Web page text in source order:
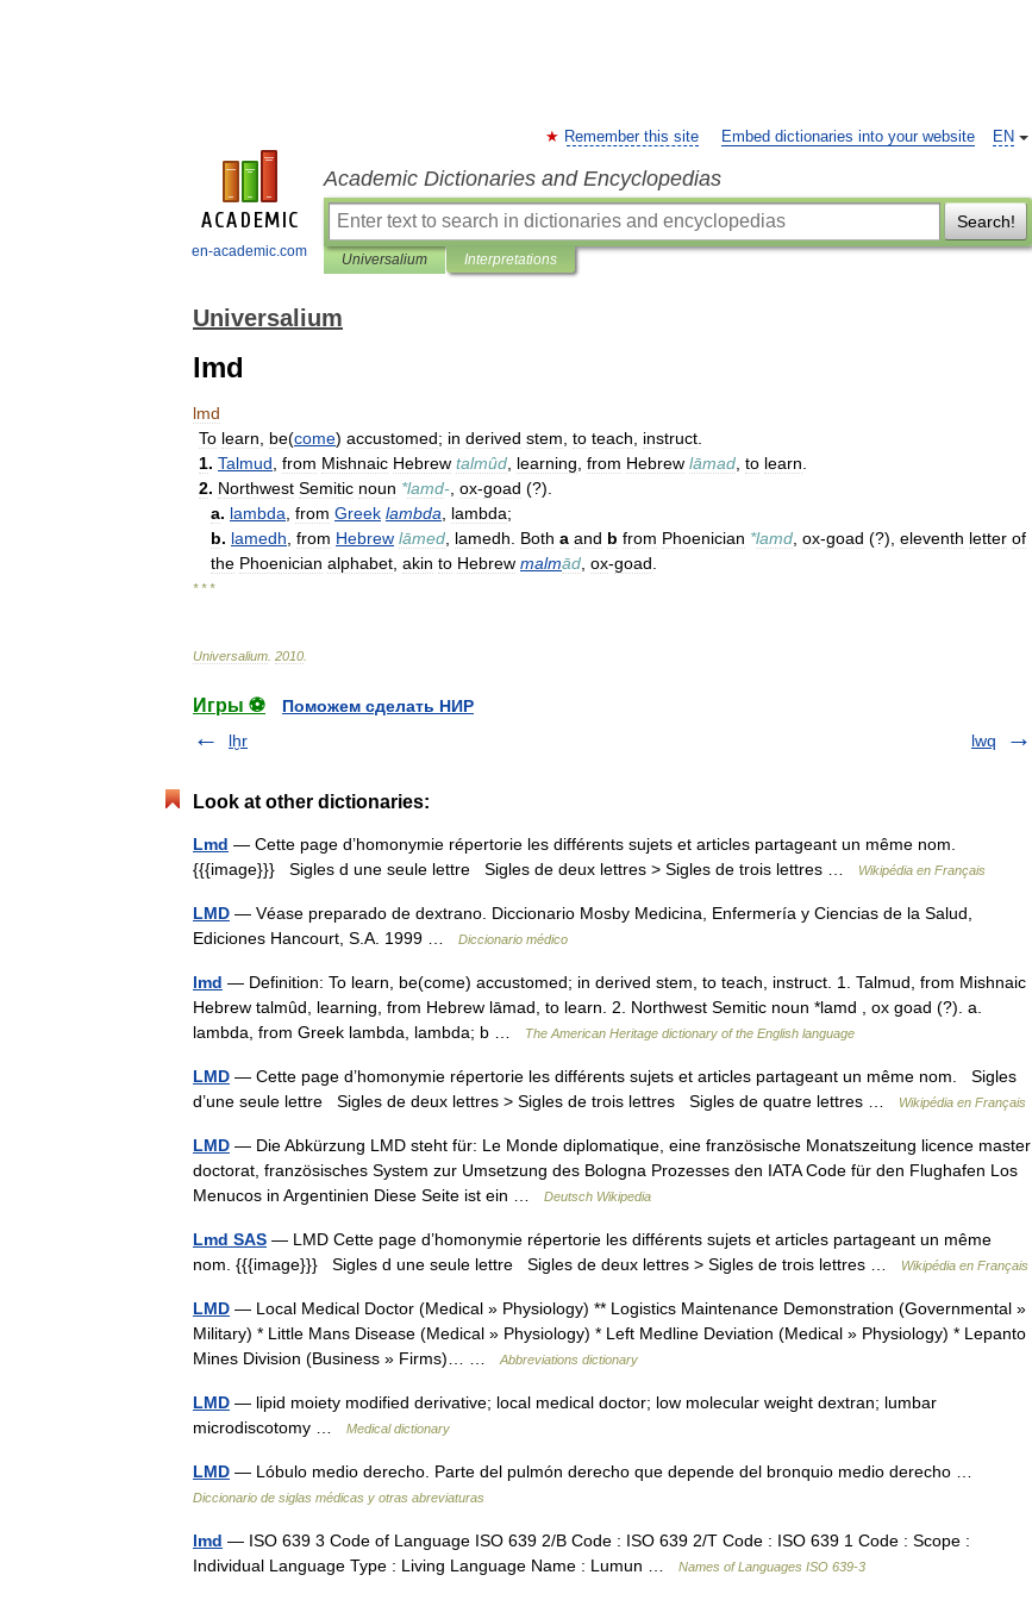
en-academic.com
EN
Remember this site Embed dictionaries into your website
Academic Dictionaries and Encyclopedias
Search!
Universalium Interpretations
Universalium
lmd
lmd
To learn be(come) accustomed; in derived stem to teach instruct
1. Talmud from Mishnaic Hebrew talmûd learning from Hebrew lāmad to learn
2. Northwest Semitic noun *lamd- ox-goad (?).
a. lambda from Greek lambda lambda;
b. lamedh from Hebrew lāmed lamedh Both a and b from Phoenician *lamd ox-goad (?), eleventh letter of
the Phoenician alphabet akin to Hebrew malmād ox-goad
* * *
Universalium 2010
Игры ⚽
Поможем сделать НИР
lḫr
lwq
Look at other dictionaries:
Lmd — Cette page d’homonymie répertorie les différents sujets et articles partageant un même nom.
{{{image}}} Sigles d une seule lettre Sigles de deux lettres > Sigles de trois lettres …
Wikipédia en Français
LMD — Véase preparado de dextrano. Diccionario Mosby Medicina, Enfermería y Ciencias de la Salud,
Ediciones Hancourt, S.A. 1999 …
Diccionario médico
lmd — Definition: To learn, be(come) accustomed; in derived stem, to teach, instruct. 1. Talmud, from Mishnaic
Hebrew talmûd, learning, from Hebrew lāmad, to learn. 2. Northwest Semitic noun *lamd , ox goad (?). a.
lambda, from Greek lambda, lambda; b …
The American Heritage dictionary of the English language
LMD — Cette page d’homonymie répertorie les différents sujets et articles partageant un même nom. Sigles
d’une seule lettre Sigles de deux lettres > Sigles de trois lettres Sigles de quatre lettres …
Wikipédia en Français
LMD — Die Abkürzung LMD steht für: Le Monde diplomatique, eine französische Monatszeitung licence master
doctorat, französisches System zur Umsetzung des Bologna Prozesses den IATA Code für den Flughafen Los
Menucos in Argentinien Diese Seite ist ein …
Deutsch Wikipedia
Lmd SAS — LMD Cette page d’homonymie répertorie les différents sujets et articles partageant un même
nom. {{{image}}} Sigles d une seule lettre Sigles de deux lettres > Sigles de trois lettres …
Wikipédia en Français
LMD — Local Medical Doctor (Medical » Physiology) ** Logistics Maintenance Demonstration (Governmental »
Military) * Little Mans Disease (Medical » Physiology) * Left Medline Deviation (Medical » Physiology) * Lepanto
Mines Division (Business » Firms)… …
Abbreviations dictionary
LMD — lipid moiety modified derivative; local medical doctor; low molecular weight dextran; lumbar
microdiscotomy …
Medical dictionary
LMD — Lóbulo medio derecho. Parte del pulmón derecho que depende del bronquio medio derecho …
Diccionario de siglas médicas y otras abreviaturas
lmd — ISO 639 3 Code of Language ISO 639 2/B Code : ISO 639 2/T Code : ISO 639 1 Code : Scope :
Individual Language Type : Living Language Name : Lumun …
Names of Languages ISO 639-3